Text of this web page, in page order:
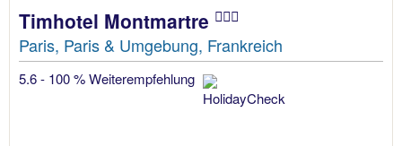
Timhotel Montmartre
Paris, Paris & Umgebung, Frankreich
5.6 - 100 % Weiterempfehlung